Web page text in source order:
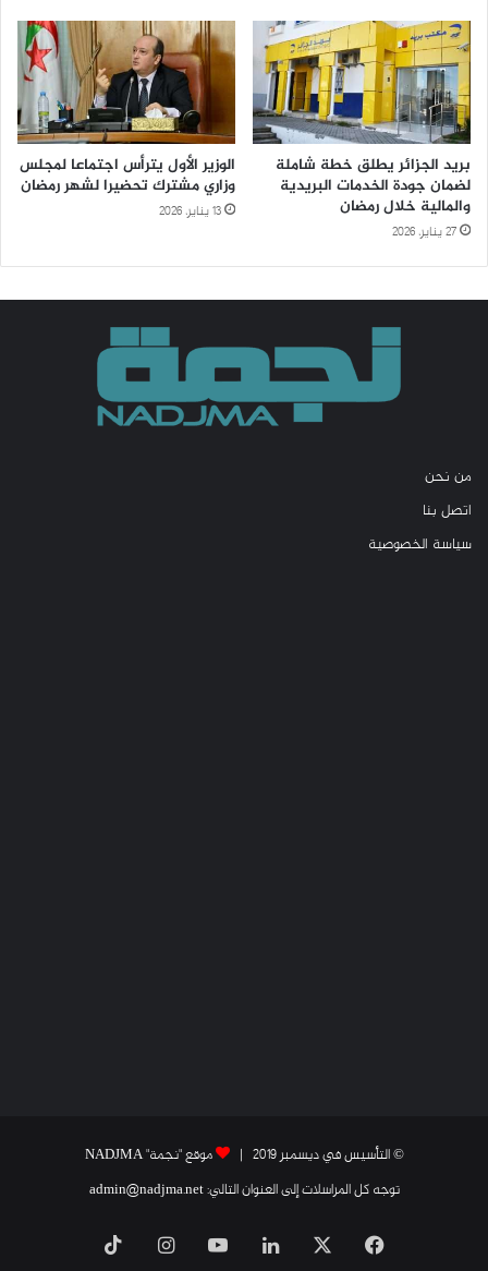
بريد الجزائر يطلق خطة شاملة
لضمان جودة الخدمات البريدية
والمالية خلال رمضان
27 يناير، 2026
الوزير الأول يترأس اجتماعا لمجلس
وزاري مشترك تحضيرا لشهر رمضان
13 يناير، 2026
من نحن
اتصل بنا
سياسة الخصوصية
© التأسيس في ديسمبر 2019 |
موقع "نجمة" NADJMA
توجه كل المراسلات إلى العنوان التالي: admin@nadjma.net
فيسبوك لينكدإن يوتيوب انستقرام